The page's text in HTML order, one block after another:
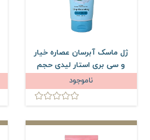
ژل ماسک آبرسان عصاره خیار
و سی بری استار لیدی حجم
175 میلی لیترناموجود